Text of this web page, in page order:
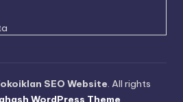
Pelni
SEO Website. All rights
WordPress Theme